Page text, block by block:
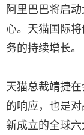
阿里巴巴将启
心。天猫国际
务的持续增长。
天猫总裁靖捷
的响应，也是
新成立的全球